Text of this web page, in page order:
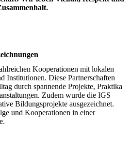
Kooperationen mit lokalen
Institutionen. Diese Partnerschaften
durch spannende Projekte, Praktika
Zudem wurde die IGS
Bildungsprojekte ausgezeichnet.
und Kooperationen in einer